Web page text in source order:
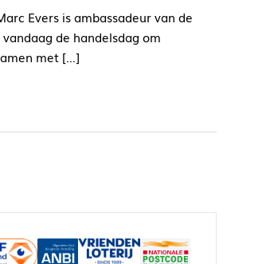
Evers is ambassadeur van de
de handelsdag om
met […]